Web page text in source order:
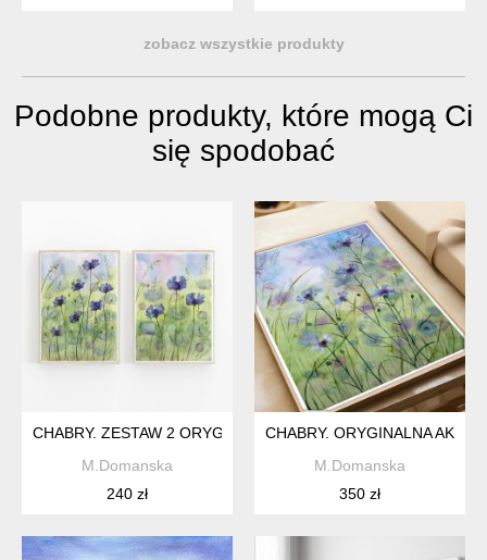
zobacz wszystkie produkty
Podobne produkty, które mogą Ci
się spodobać
CHABRY. ZESTAW 2 ORYGINALNYCH AKWARELI A4
M.Domanska
240 zł
CHABRY. ORYGINALNA
M.Domanska
350 zł